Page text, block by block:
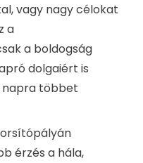
vagy nagy célokat
a
a boldogság
dolgaiért is
napra többet
érzés a hála,